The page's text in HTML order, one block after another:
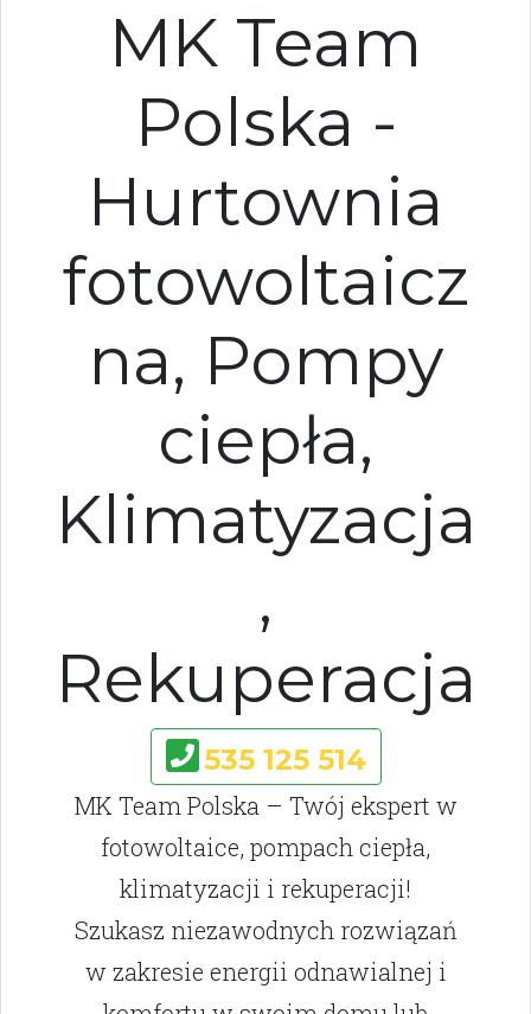
MK Team
Polska -
Hurtownia
fotowoltaicz
na, Pompy
ciepła,
Klimatyzacja
,
Rekuperacja
535 125 514
MK Team Polska – Twój ekspert w
fotowoltaice, pompach ciepła,
klimatyzacji i rekuperacji!
Szukasz niezawodnych rozwiązań
w zakresie energii odnawialnej i